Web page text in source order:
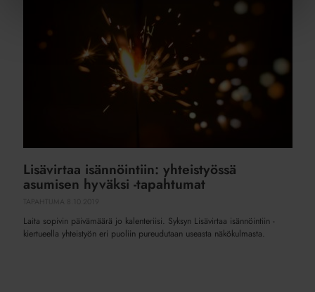
Lisävirtaa isännöintiin: yhteistyössä
asumisen hyväksi -tapahtumat
Laita sopivin päivämäärä jo kalenteriisi. Syksyn Lisävirtaa isännöintiin -
kiertueella yhteistyön eri puoliin pureudutaan useasta näkökulmasta.